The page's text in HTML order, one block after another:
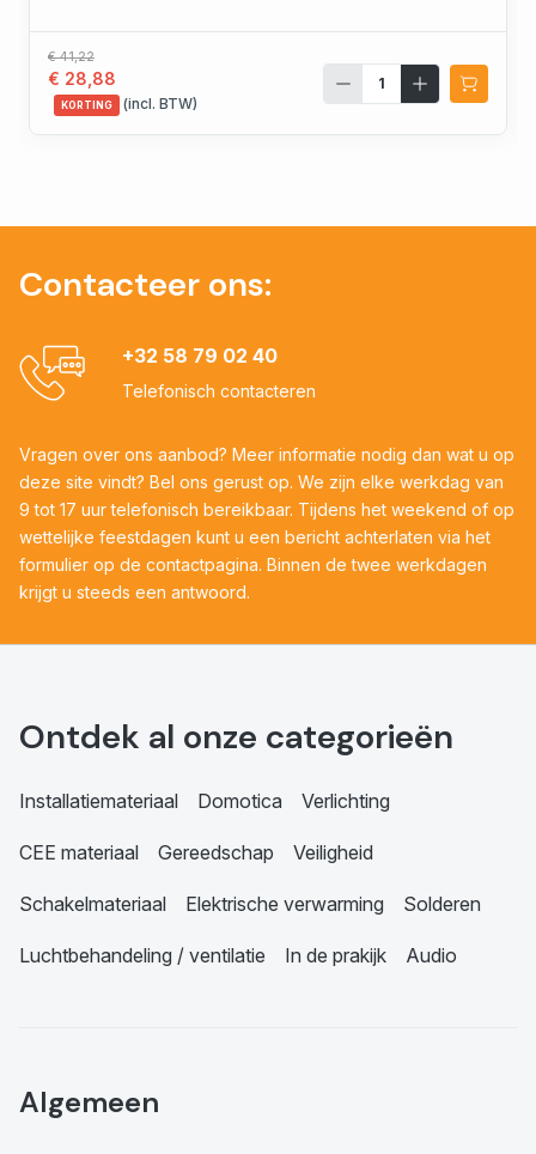
€ 41,22
€ 28,88
KORTING (incl. BTW)
Contacteer ons:
+32 58 79 02 40
Telefonisch contacteren
Vragen over ons aanbod? Meer informatie nodig dan wat u op
deze site vindt? Bel ons gerust op. We zijn elke werkdag van
9 tot 17 uur telefonisch bereikbaar. Tijdens het weekend of op
wettelijke feestdagen kunt u een bericht achterlaten via het
formulier op de contactpagina. Binnen de twee werkdagen
krijgt u steeds een antwoord.
Ontdek al onze categorieën
Installatiemateriaal Domotica Verlichting
CEE materiaal Gereedschap Veiligheid
Schakelmateriaal Elektrische verwarming Solderen
Luchtbehandeling / ventilatie In de prakijk Audio
Algemeen